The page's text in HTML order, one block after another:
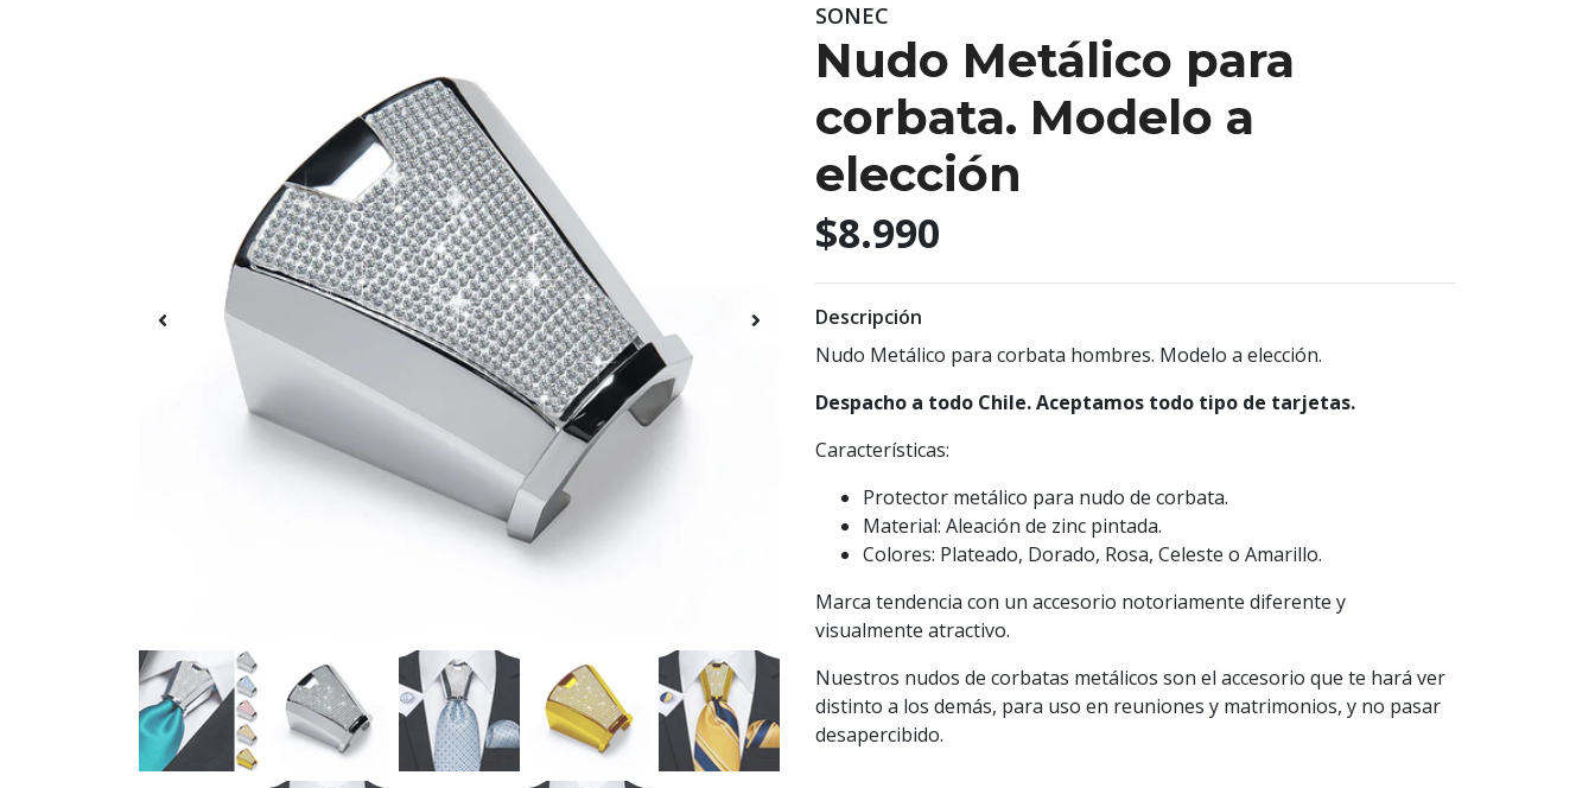
SONEC
Nudo Metálico para
corbata. Modelo a
elección
$8.990
Descripción
Nudo Metálico para corbata hombres. Modelo a elección.
Despacho a todo Chile. Aceptamos todo tipo de tarjetas.
Características:
Protector metálico para nudo de corbata.
Material: Aleación de zinc pintada.
Colores: Plateado, Dorado, Rosa, Celeste o Amarillo.
Marca tendencia con un accesorio notoriamente diferente y
visualmente atractivo.
Nuestros nudos de corbatas metálicos son el accesorio que te hará ver
distinto a los demás, para uso en reuniones y matrimonios, y no pasar
desapercibido.